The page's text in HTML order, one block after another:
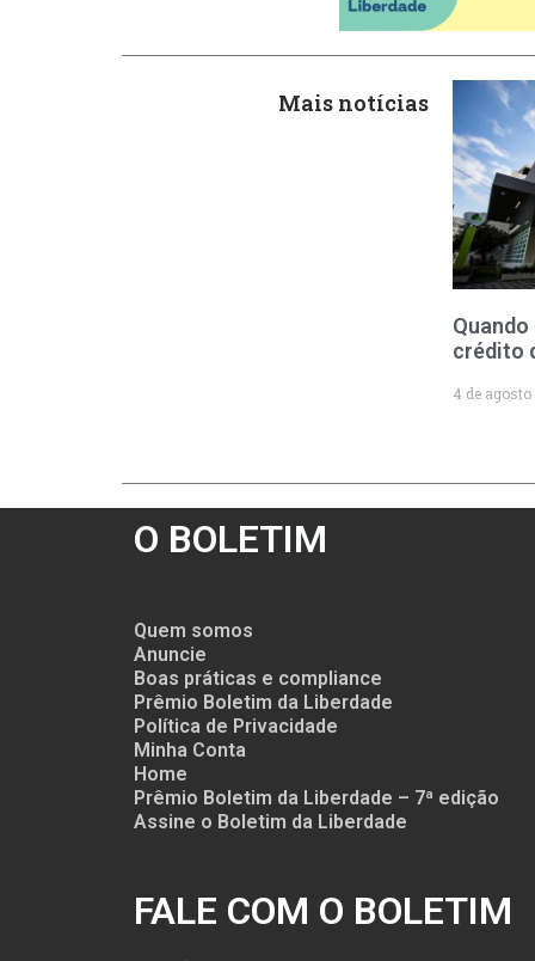
Mais notícias
crédito
4 de agosto
O BOLETIM
Quem somos
Anuncie
Boas práticas e compliance
Prêmio Boletim da Liberdade
Política de Privacidade
Minha Conta
Home
Prêmio Boletim da Liberdade – 7ª edição
Assine o Boletim da Liberdade
FALE COM O BOLETIM